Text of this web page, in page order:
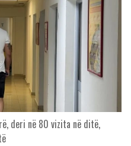
deri në 80 vizita në ditë,